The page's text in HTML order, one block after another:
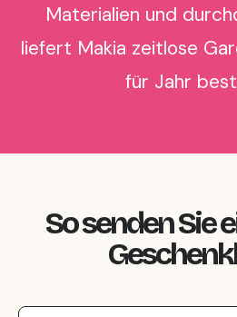
Materialien und
liefert Makia zeitlose
für Jahr
So senden Sie